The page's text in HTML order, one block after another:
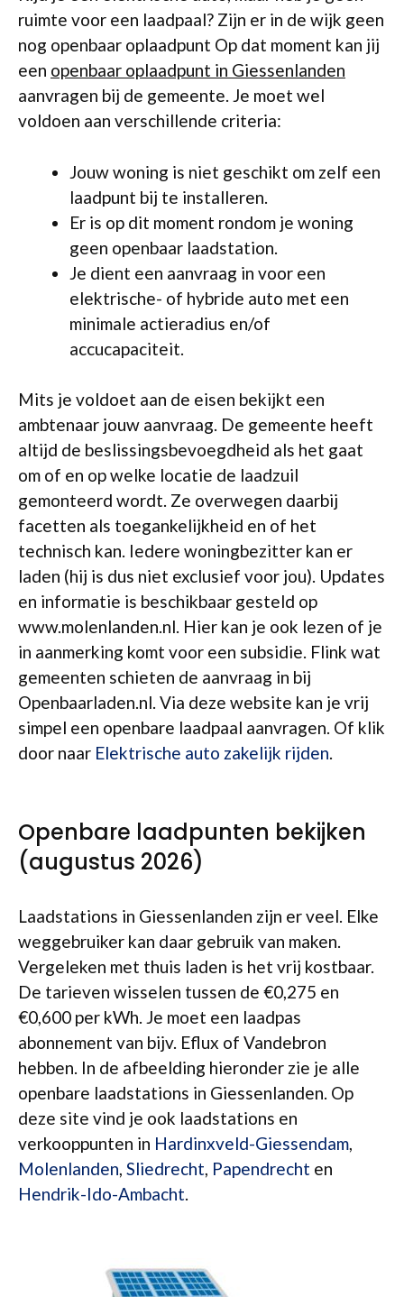
ruimte voor een laadpaal? Zijn er in de wijk geen
nog openbaar oplaadpunt Op dat moment kan jij
een openbaar oplaadpunt in Giessenlanden
aanvragen bij de gemeente. Je moet wel
voldoen aan verschillende criteria:
Jouw woning is niet geschikt om zelf een
laadpunt bij te installeren.
Er is op dit moment rondom je woning
geen openbaar laadstation.
Je dient een aanvraag in voor een
elektrische- of hybride auto met een
minimale actieradius en/of
accucapaciteit.
Mits je voldoet aan de eisen bekijkt een
ambtenaar jouw aanvraag. De gemeente heeft
altijd de beslissingsbevoegdheid als het gaat
om of en op welke locatie de laadzuil
gemonteerd wordt. Ze overwegen daarbij
facetten als toegankelijkheid en of het
technisch kan. Iedere woningbezitter kan er
laden (hij is dus niet exclusief voor jou). Updates
en informatie is beschikbaar gesteld op
www.molenlanden.nl. Hier kan je ook lezen of je
in aanmerking komt voor een subsidie. Flink wat
gemeenten schieten de aanvraag in bij
Openbaarladen.nl. Via deze website kan je vrij
simpel een openbare laadpaal aanvragen. Of klik
door naar Elektrische auto zakelijk rijden.
Openbare laadpunten bekijken
(augustus 2026)
Laadstations in Giessenlanden zijn er veel. Elke
weggebruiker kan daar gebruik van maken.
Vergeleken met thuis laden is het vrij kostbaar.
De tarieven wisselen tussen de €0,275 en
€0,600 per kWh. Je moet een laadpas
abonnement van bijv. Eflux of Vandebron
hebben. In de afbeelding hieronder zie je alle
openbare laadstations in Giessenlanden. Op
deze site vind je ook laadstations en
verkooppunten in Hardinxveld-Giessendam,
Molenlanden, Sliedrecht, Papendrecht en
Hendrik-Ido-Ambacht.